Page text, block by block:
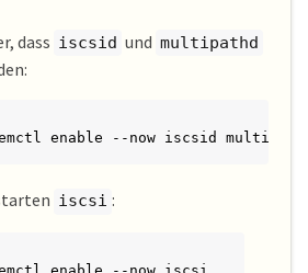
dass iscsid und multipathd
enable --now iscsid
iscsi :